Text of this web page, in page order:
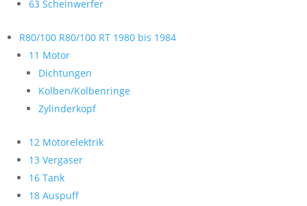
63 Scheinwerfer
R80/100 R80/100 RT 1980 bis 1984
11 Motor
Dichtungen
Kolben/Kolbenringe
Zylinderkopf
12 Motorelektrik
13 Vergaser
16 Tank
18 Auspuff